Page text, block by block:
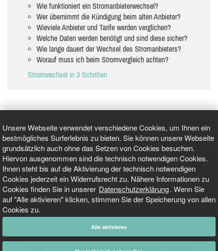
Unsere Webseite verwendet verschiedene Cookies, um Ihnen ein
bestmögliches Surferlebnis zu bieten. Sie können unsere Webseite
grundsätzlich auch ohne das Setzen von Cookies besuchen.
Hiervon ausgenommen sind die technisch notwendigen Cookies.
Ihnen steht bis auf die Aktivierung der technisch notwendigen
Cookies jederzeit ein Widerrufsrecht zu. Nähere Informationen zu
Cookies finden Sie in unserer Datenschutzerklärung. Wenn Sie
auf "Alle aktivieren" klicken, stimmen Sie der Speicherung von allen
Cookies zu.
Alle aktivieren
Wie funktioniert ein Stromanbieterwechsel?
Wer übernimmt die Kündigung beim alten Anbieter?
Wieviele Anbieter und Tarife werden verglichen?
Welche Daten werden benötigt und sind diese sicher?
Wie lange dauert der Wechsel des Stromanbieters?
Worauf muss ich beim Stromvergleich achten?
Stromwechsel in 3 Schritten
GEPRÜFT UND ZERTIFIZIERT
AKTUELLE NACHRICHTEN
TARIFO.DE
Alle Inhalte unterliegen unserem Copyright.